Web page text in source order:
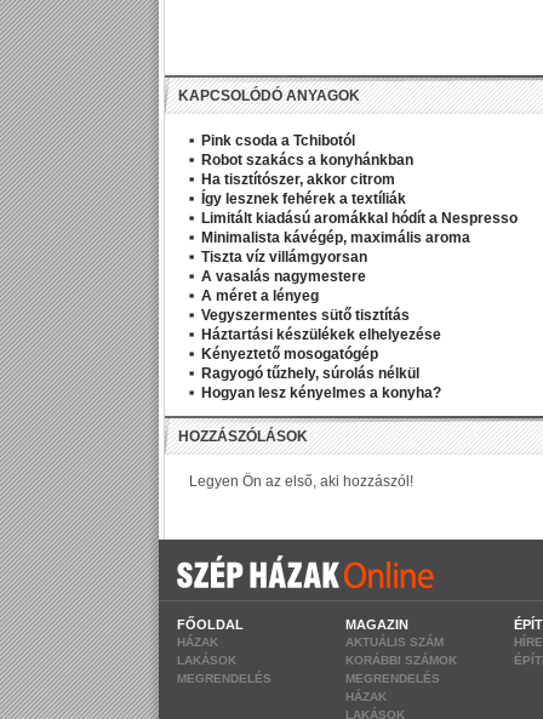
KAPCSOLÓDÓ ANYAGOK
Pink csoda a Tchibotól
Robot szakács a konyhánkban
Ha tisztítószer, akkor citrom
Így lesznek fehérek a textíliák
Limitált kiadású aromákkal hódít a Nespresso
Minimalista kávégép, maximális aroma
Tiszta víz villámgyorsan
A vasalás nagymestere
A méret a lényeg
Vegyszermentes sütő tisztítás
Háztartási készülékek elhelyezése
Kényeztető mosogatógép
Ragyogó tűzhely, súrolás nélkül
Hogyan lesz kényelmes a konyha?
FŐOLDAL
HÁZAK
LAKÁSOK
MEGRENDELÉS
MAGAZIN
AKTUÁLIS SZÁM
KORÁBBI SZÁMOK
MEGRENDELÉS
HÁZAK
LAKÁSOK